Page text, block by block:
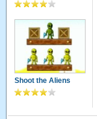
Shoot the Aliens